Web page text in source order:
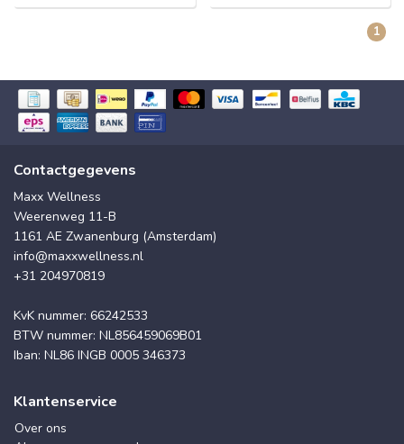
1
Contactgegevens
Maxx Wellness
Weerenweg 11-B
1161 AE Zwanenburg (Amsterdam)
info@maxxwellness.nl
+31 204970819
KvK nummer: 66242533
BTW nummer: NL856459069B01
Iban: NL86 INGB 0005 346373
Klantenservice
Over ons